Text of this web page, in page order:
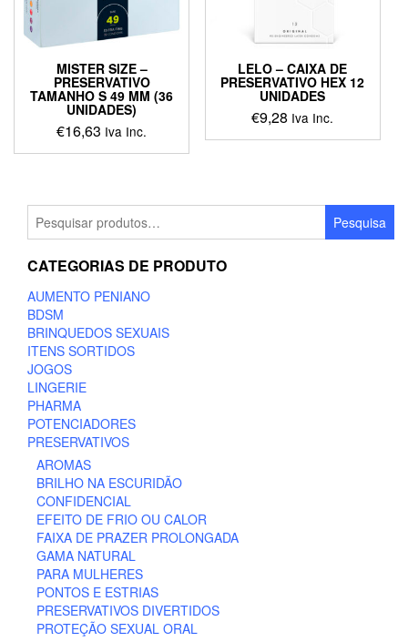
MISTER SIZE –
PRESERVATIVO
TAMANHO S 49 MM (36
UNIDADES)
€16,63 Iva Inc.
LELO – CAIXA DE
PRESERVATIVO HEX 12
UNIDADES
€9,28 Iva Inc.
Pesquisar
por:
Pesquisa
CATEGORIAS DE PRODUTO
AUMENTO PENIANO
BDSM
BRINQUEDOS SEXUAIS
ITENS SORTIDOS
JOGOS
LINGERIE
PHARMA
POTENCIADORES
PRESERVATIVOS
AROMAS
BRILHO NA ESCURIDÃO
CONFIDENCIAL
EFEITO DE FRIO OU CALOR
FAIXA DE PRAZER PROLONGADA
GAMA NATURAL
PARA MULHERES
PONTOS E ESTRIAS
PRESERVATIVOS DIVERTIDOS
PROTEÇÃO SEXUAL ORAL